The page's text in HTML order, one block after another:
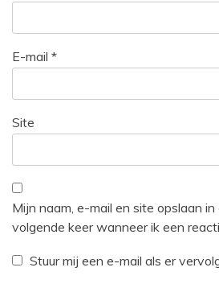
E-mail *
Site
Mijn naam, e-mail en site opslaan
volgende keer wanneer ik een
Stuur mij een e-mail als er